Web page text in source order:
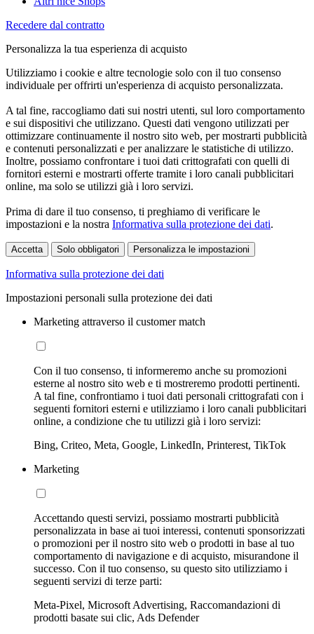
Recedere dal contratto
Personalizza la tua esperienza di acquisto
Utilizziamo i cookie e altre tecnologie solo con il tuo consenso
individuale per offrirti un'esperienza di acquisto personalizzata.
A tal fine, raccogliamo dati sui nostri utenti, sul loro comportamento
e sui dispositivi che utilizzano. Questi dati vengono utilizzati per
ottimizzare continuamente il nostro sito web, per mostrarti pubblicità
e contenuti personalizzati e per analizzare le statistiche di utilizzo.
Inoltre, possiamo confrontare i tuoi dati crittografati con quelli di
fornitori esterni e mostrarti offerte tramite i loro canali pubblicitari
online, ma solo se utilizzi già i loro servizi.
Prima di dare il tuo consenso, ti preghiamo di verificare le
impostazioni e la nostra Informativa sulla protezione dei dati.
Accetta Solo obbligatori Personalizza le impostazioni
Informativa sulla protezione dei dati
Impostazioni personali sulla protezione dei dati
Marketing attraverso il customer match
Con il tuo consenso, ti informeremo anche su promozioni
esterne al nostro sito web e ti mostreremo prodotti pertinenti.
A tal fine, confrontiamo i tuoi dati personali crittografati con i
seguenti fornitori esterni e utilizziamo i loro canali pubblicitari
online, a condizione che tu utilizzi già i loro servizi:
Bing, Criteo, Meta, Google, LinkedIn, Printerest, TikTok
Marketing
Accettando questi servizi, possiamo mostrarti pubblicità
personalizzata in base ai tuoi interessi, contenuti sponsorizzati
o promozioni per il nostro sito web o prodotti in base al tuo
comportamento di navigazione e di acquisto, misurandone il
successo. Con il tuo consenso, su questo sito utilizziamo i
seguenti servizi di terze parti:
Meta-Pixel, Microsoft Advertising, Raccomandazioni di
prodotti basate sui clic, Ads Defender